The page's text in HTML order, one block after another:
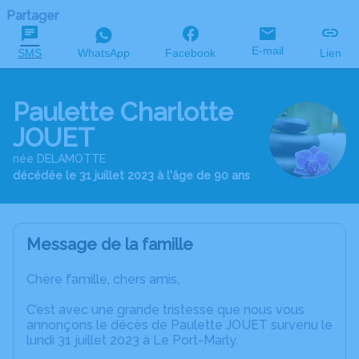
Partager
SMS WhatsApp Facebook E-mail Lien
Paulette Charlotte
JOUET
née DELAMOTTE
décédée le 31 juillet 2023 à l'âge de 90 ans
Message de la famille
Chère famille, chers amis,
C’est avec une grande tristesse que nous vous
annonçons le décès de Paulette JOUET survenu le
lundi 31 juillet 2023 à Le Port-Marly.